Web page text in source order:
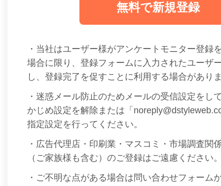
無料で新規登録
・当社はユーザー様がアンケートモニター登録
場合に限り、登録フォームに入力されたユーザ
し、登録完了を促すことに利用する場合があり
・迷惑メール防止のためメールの受信設定をし
かじめ設定を解除または「
指定設定を行ってください。
・広告代理店・印刷業・マスコミ・市場調査関
（ご家族様も含む）のご登録はご遠慮ください
・ご不明な点がある場合は問い合わせフォーム